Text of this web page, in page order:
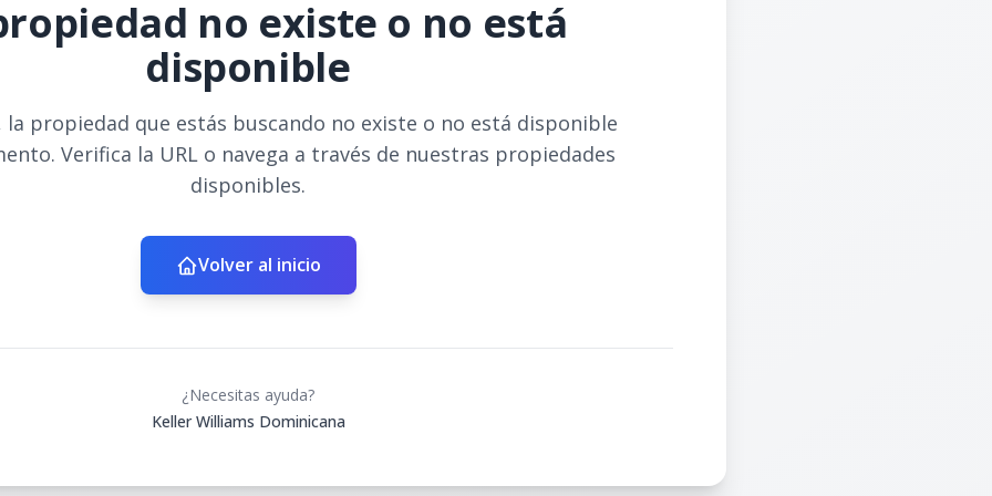
no existe o no está
disponible
propiedad que estás buscando no existe o no está disponible
Verifica la URL o navega a través de nuestras propiedades
disponibles.
Volver al inicio
¿Necesitas ayuda?
Keller Williams Dominicana